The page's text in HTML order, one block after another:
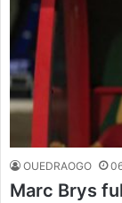
OUEDRAOGO
Marc Brys